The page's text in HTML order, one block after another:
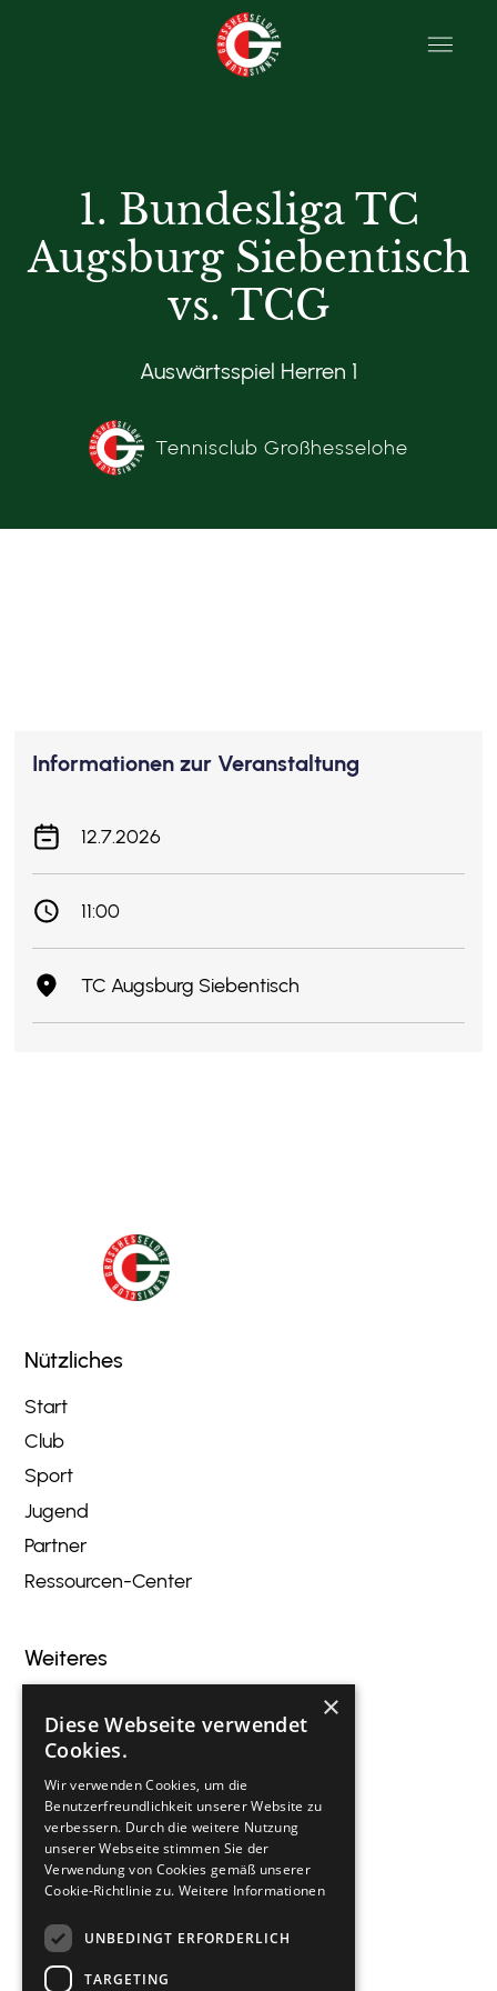
1. Bundesliga TC
Augsburg Siebentisch
vs. TCG
Auswärtsspiel Herren 1
Tennisclub Großhesselohe
Informationen zur Veranstaltung
12.7.2026
11:00
TC Augsburg Siebentisch
Nützliches
Start
Club
Sport
Jugend
Partner
Ressourcen-Center
Weiteres
Veranstaltungen
Gastronomie
Kontakt
Rechtliches
Impressum
×
Diese Webseite verwendet
Cookies.
Wir verwenden Cookies, um die
Benutzerfreundlichkeit unserer Website zu
verbessern. Durch die weitere Nutzung
unserer Webseite stimmen Sie der
Verwendung von Cookies gemäß unserer
Cookie-Richtlinie zu. Weitere Informationen
UNBEDINGT ERFORDERLICH
TARGETING